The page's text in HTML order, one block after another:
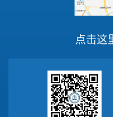
点击这